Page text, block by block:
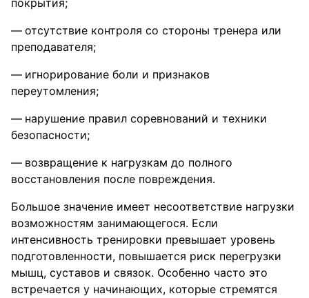
покрытия;
отсутствие контроля со стороны тренера или
преподавателя;
игнорирование боли и признаков
переутомления;
нарушение правил соревнований и техники
безопасности;
возвращение к нагрузкам до полного
восстановления после повреждения.
Большое значение имеет несоответствие нагрузки
возможностям занимающегося. Если
интенсивность тренировки превышает уровень
подготовленности, повышается риск перегрузки
мышц, суставов и связок. Особенно часто это
встречается у начинающих, которые стремятся